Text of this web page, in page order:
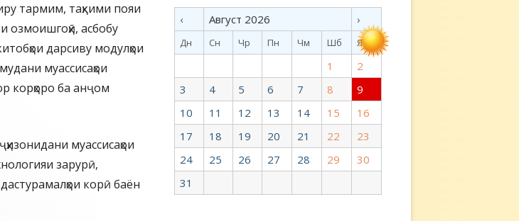
тармим, таҳкими пояи
озмоишгоҳӣ, асбобу
дарсиву модулҳои
муассисаҳои
корҳоро ба анҷом
муассисаҳои
зарурӣ,
корӣ баён
‹ Август 2026 ›
Дн Сн Чр Пн Чм Шб Яб
1
2
3
4 5 6 7 8
9
10
11 12 13 14 15
16
17
18 19 20 21 22
23
24
25 26 27 28 29
30
31